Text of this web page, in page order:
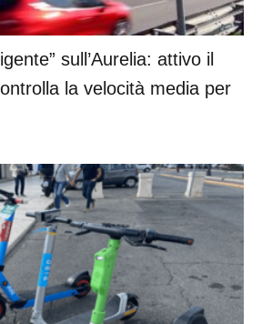
sull’Aurelia: attivo il
la velocità media per